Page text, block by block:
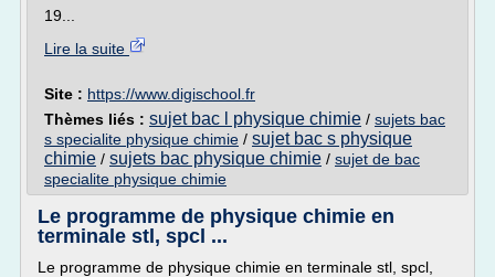
19...
Lire la suite
Site : https://www.digischool.fr
Thèmes liés : sujet bac l physique chimie / sujets bac
s specialite physique chimie / sujet bac s physique
chimie / sujets bac physique chimie / sujet de bac
specialite physique chimie
Le programme de physique chimie en
terminale stl, spcl ...
Le programme de physique chimie en terminale stl, spcl,